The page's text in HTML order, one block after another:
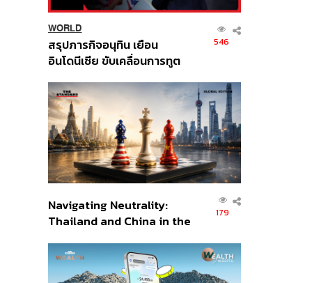
WORLD
สรุปภารกิจอนุทิน เยือน
อินโดนีเซีย ขับเคลื่อนการทูต
ส่วนยุทธศาสตร์ไทย –
อินโดนีเซีย
546
Navigating Neutrality:
Thailand and China in the
Order
179